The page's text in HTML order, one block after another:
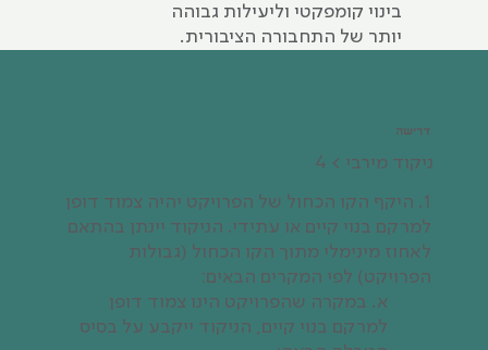
בינוי קומפקטי וליעילות גבוהה
יותר של התחבורה הציבורית.
דרישה
ניקוד‭ ‬מירבי > 4
1. היקף הקו הכחול של הפרויקט יהיה צמוד דופן
למרקם בנוי קיים או עתידי. הניקוד יינתן בהתאם
לאחוז מינימלי מתוך הקו הכחול (גבולות
הפרויקט) לפי המקרים הבאים:
א. במקרה שהפרויקט הינו צמוד דופן
למרקם בנוי קיים, הניקוד ייקבע על בסיס